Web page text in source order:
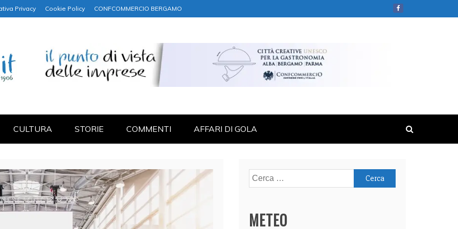
Privacy Cookie Policy CONFCOMMERCIO BERGAMO
CULTURA STORIE COMMENTI AFFARI DI GOLA
Ricerca
per:
METEO